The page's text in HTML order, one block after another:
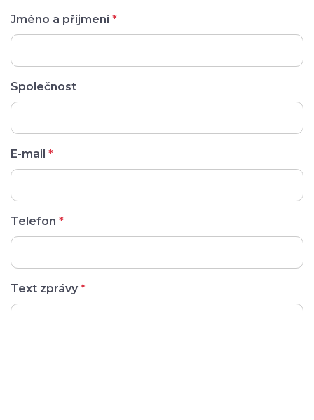
Jméno a příjmení*
Společnost
E-mail *
Telefon *
Text zprávy *